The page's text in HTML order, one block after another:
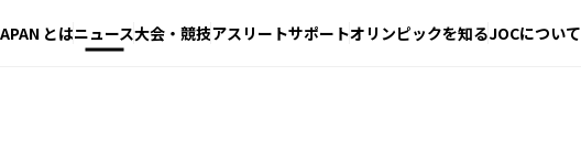
とはニュース大会・競技アスリートサポートオリンピックを知るJOCについて